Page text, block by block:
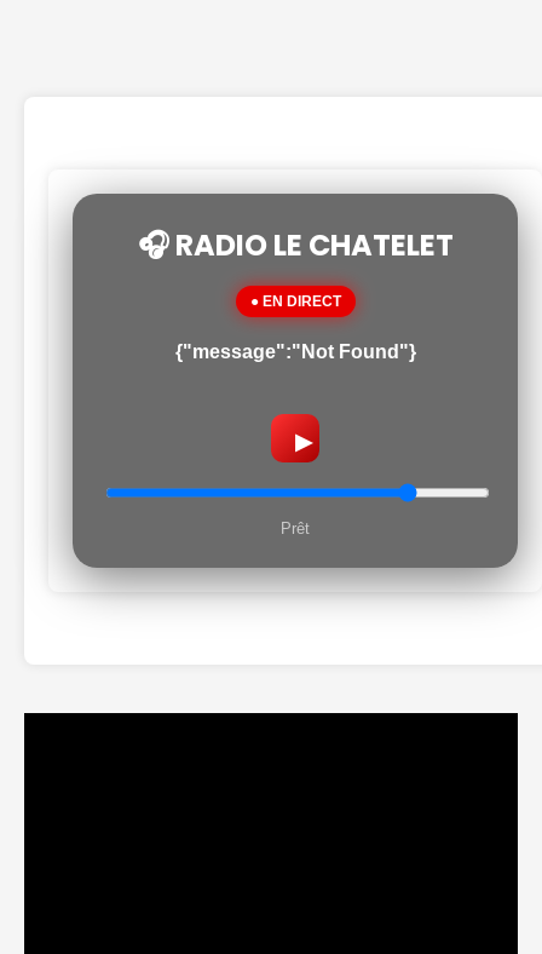
🎧 RADIO LE CHATELET
● EN DIRECT
{"message":"Not Found"}
▶
Prêt